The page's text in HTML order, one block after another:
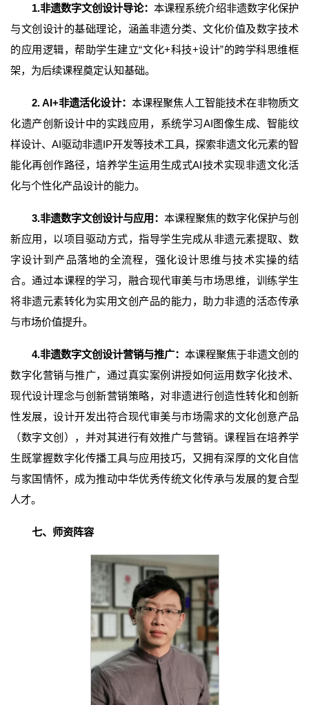
1.非遗数字文创设计导论： 本课程系统介绍非遗数字化保护
与文创设计的基础理论，涵盖非遗分类、文化价值及数字技术
的应用逻辑，帮助学生建立“文化+科技+设计”的跨学科思维框
架，为后续课程奠定认知基础。
2. AI+非遗活化设计： 本课程聚焦人工智能技术在非物质文
化遗产创新设计中的实践应用，系统学习AI图像生成、智能纹
样设计、AI驱动非遗IP开发等技术工具，探索非遗文化元素的智
能化再创作路径，培养学生运用生成式AI技术实现非遗文化活
化与个性化产品设计的能力。
3.非遗数字文创设计与应用： 本课程聚焦的数字化保护与创
新应用，以项目驱动方式，指导学生完成从非遗元素提取、数
字设计到产品落地的全流程，强化设计思维与技术实操的结
合。通过本课程的学习，融合现代审美与市场思维，训练学生
将非遗元素转化为实用文创产品的能力，助力非遗的活态传承
与市场价值提升。
4.非遗数字文创设计营销与推广： 本课程聚焦于非遗文创的
数字化营销与推广，通过真实案例讲授如何运用数字化技术、
现代设计理念与创新营销策略，对非遗进行创造性转化和创新
性发展，设计开发出符合现代审美与市场需求的文化创意产品
（数字文创），并对其进行有效推广与营销。课程旨在培养学
生既掌握数字化传播工具与应用技巧，又拥有深厚的文化自信
与家国情怀，成为推动中华优秀传统文化传承与发展的复合型
人才。
七、师资阵容